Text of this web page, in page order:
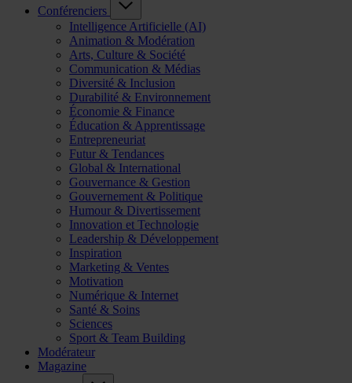
Conférenciers
Intelligence Artificielle (AI)
Animation & Modération
Arts, Culture & Société
Communication & Médias
Diversité & Inclusion
Durabilité & Environnement
Économie & Finance
Éducation & Apprentissage
Entrepreneuriat
Futur & Tendances
Global & International
Gouvernance & Gestion
Gouvernement & Politique
Humour & Divertissement
Innovation et Technologie
Leadership & Développement
Inspiration
Marketing & Ventes
Motivation
Numérique & Internet
Santé & Soins
Sciences
Sport & Team Building
Modérateur
Magazine